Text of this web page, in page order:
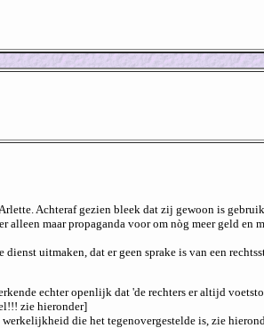
Achteraf gezien bleek dat zij gewoon is
maar propaganda voor om nòg meer geld en
uitmaken, dat er geen sprake is van een
echter openlijk dat 'de rechters er altijd
zie hieronder]
die het tegenovergestelde is, zie